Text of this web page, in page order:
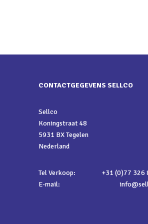
CONTACTGEGEVENS SELLCO
Sellco
Koningstraat 48
5931 BX Tegelen
Nederland
Tel Verkoop:
+31 (0)77 326
E-mail: